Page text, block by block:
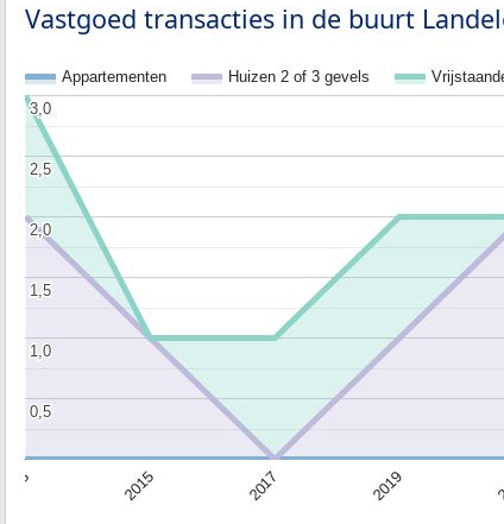
Vastgoed transacties in de buurt
Appartementen Huizen 2 of 3 gevels
2015 2017 2019
0,5
0,5
1,0
1,0
1,5
1,5
2,0
2,0
2,5
2,5
3,0
3,0